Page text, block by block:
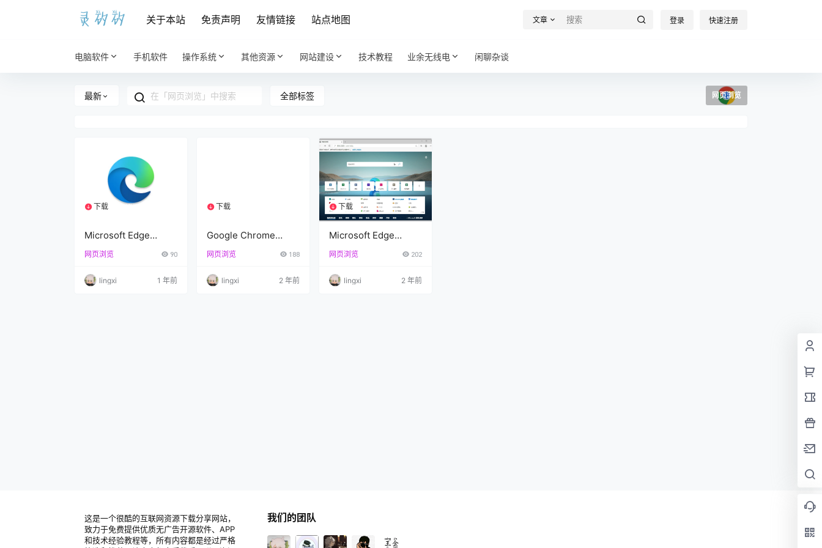
关于本站 免责声明 友情链接 站点地图 文章 登录 快速注册
电脑软件 手机软件 操作系统 其他资源 网站建设 技术教程 业余无线电 闲聊杂谈
最新 全部标签 网页浏览
下载
Microsoft Edge
v131.0.2903.134
网页浏览 90
lingxi 1 年前
下载
Google Chrome
v125.0.6422.113
网页浏览 188
lingxi 2 年前
下载 1个资源
Microsoft Edge
v119.0.2151.44 官方
版/便携版
网页浏览 202
lingxi 2 年前
这是一个很酷的互联网资源下载分享网站，
致力于免费提供优质无广告开源软件、APP
和技术经验教程等，所有内容都是经过严格
我们的团队